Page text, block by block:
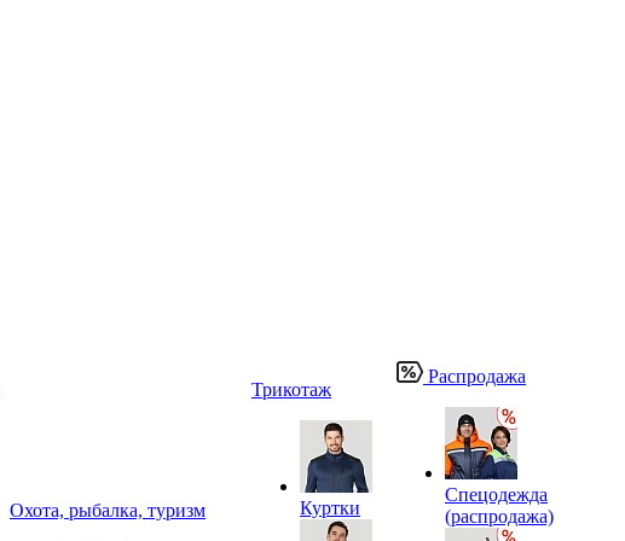
Охота, рыбалка, туризм
Трикотаж
Куртки
Распродажа
Спецодежда
(распродажа)